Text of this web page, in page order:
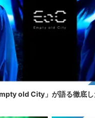
old City」が語る徹底